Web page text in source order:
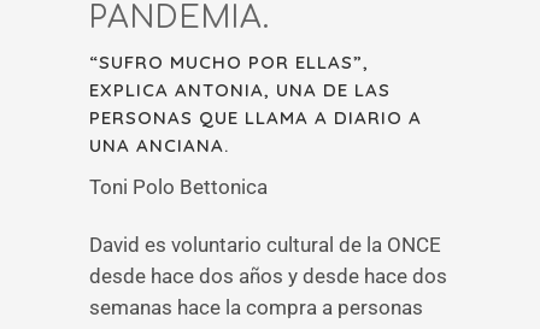
PANDEMIA.
“SUFRO MUCHO POR ELLAS”,
EXPLICA ANTONIA, UNA DE LAS
PERSONAS QUE LLAMA A DIARIO A
UNA ANCIANA.
Toni Polo Bettonica
David es voluntario cultural de la ONCE
desde hace dos años y desde hace dos
semanas hace la compra a personas